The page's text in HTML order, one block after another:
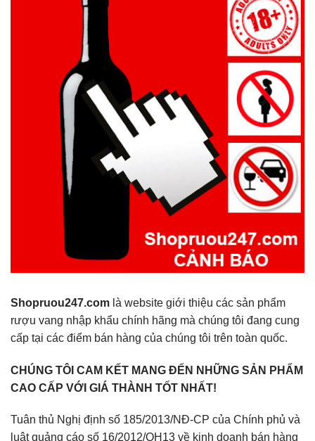
Shopruou247.com là website giới thiệu các sản phẩm
rượu vang nhập khẩu chính hãng mà chúng tôi đang cung
cấp tại các điểm bán hàng của chúng tôi trên toàn quốc.
CHÚNG TÔI CAM KẾT MANG ĐẾN NHỮNG SẢN PHẨM
CAO CẤP VỚI GIÁ THÀNH TỐT NHẤT!
Tuân thủ Nghị định số 185/2013/NĐ-CP của Chính phủ và
luật quảng cáo số 16/2012/QH13 về kinh doanh bán hàng